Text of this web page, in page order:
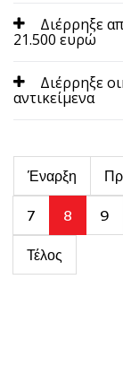
Διέρρηξε
21.500 ευρώ
Διέρρηξε
αντικείμενα
Έναρξη
7 8 9
Τέλος